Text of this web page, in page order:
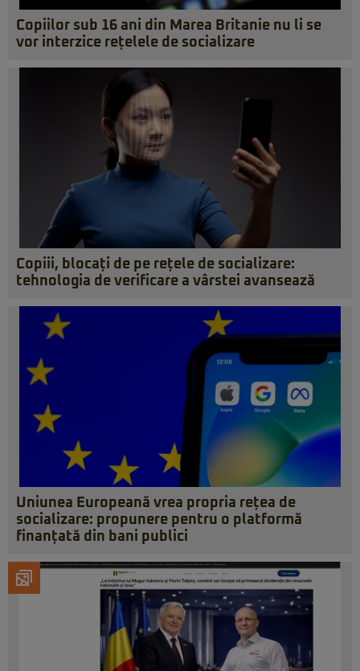
Copiilor sub 16 ani din Marea Britanie nu li se
vor interzice rețelele de socializare
Copiii, blocați de pe rețele de socializare:
tehnologia de verificare a vârstei avansează
Uniunea Europeană vrea propria rețea de
socializare: propunere pentru o platformă
finanțată din bani publici